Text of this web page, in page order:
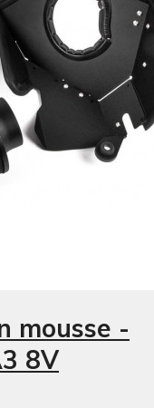
mousse -
8V